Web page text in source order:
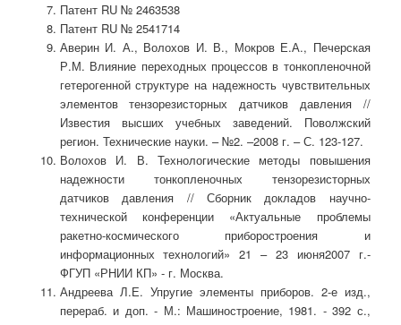
Патент RU № 2463538
Патент RU № 2541714
Аверин И. А., Волохов И. В., Мокров Е.А., Печерская
Р.М. Влияние переходных процессов в тонкопленочной
гетерогенной структуре на надежность чувствительных
элементов тензорезисторных датчиков давления //
Известия высших учебных заведений. Поволжский
регион. Технические науки. – №2. –2008 г. – С. 123-127.
Волохов И. В. Технологические методы повышения
надежности тонкопленочных тензорезисторных
датчиков давления // Сборник докладов научно-
технической конференции «Актуальные проблемы
ракетно-космического приборостроения и
информационных технологий» 21 – 23 июня2007 г.-
ФГУП «РНИИ КП» - г. Москва.
Андреева Л.Е. Упругие элементы приборов. 2-е изд.,
перераб. и доп. - М.: Машиностроение, 1981. - 392 с.,